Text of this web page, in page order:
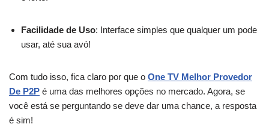
Facilidade de Uso: Interface simples que qualquer um pode
usar, até sua avó!
Com tudo isso, fica claro por que o One TV Melhor Provedor
De P2P é uma das melhores opções no mercado. Agora, se
você está se perguntando se deve dar uma chance, a resposta
é sim!